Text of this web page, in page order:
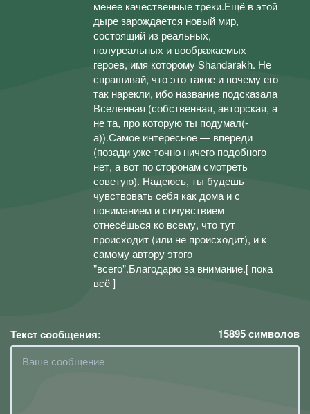
менее качественные треки.Ещё в этой
дыре зарождается новый мир,
состоящий из реальных,
полуреальных и воображаемых
героев, имя которому Shandarakh. Не
спрашивай, что это такое и почему его
так нарекли, ибо название подсказала
Вселенная (собственная, авторская, а
не та, про которую ты подумал(-
а)).Самое интересное — впереди
(позади уже точно ничего подобного
нет, а вот по сторонам смотреть
советую). Надеюсь, ты будешь
чувствовать себя как дома и с
пониманием и сочувствием
отнесёшься ко всему, что тут
происходит (или не происходит), и к
самому автору этого
"всего".Благодарю за внимание.[ пока
всё ]
Текст сообщения: 15895символов